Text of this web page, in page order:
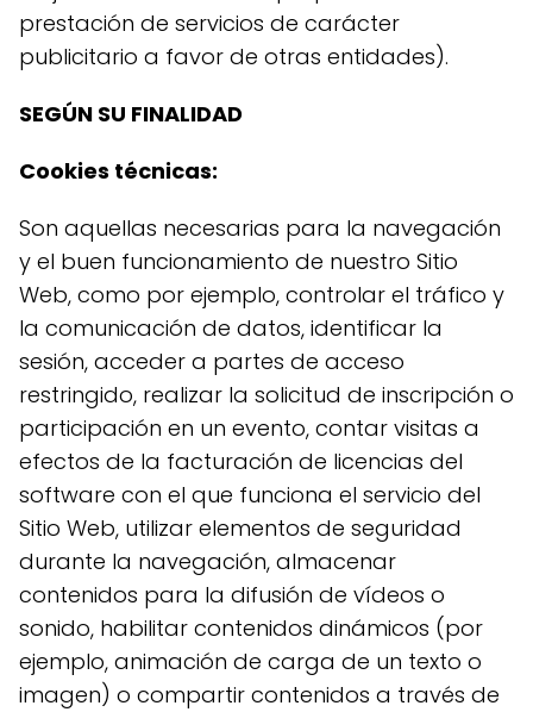
prestación de servicios de carácter
publicitario a favor de otras entidades).
SEGÚN SU FINALIDAD
Cookies técnicas:
Son aquellas necesarias para la navegación
y el buen funcionamiento de nuestro Sitio
Web, como por ejemplo, controlar el tráfico y
la comunicación de datos, identificar la
sesión, acceder a partes de acceso
restringido, realizar la solicitud de inscripción o
participación en un evento, contar visitas a
efectos de la facturación de licencias del
software con el que funciona el servicio del
Sitio Web, utilizar elementos de seguridad
durante la navegación, almacenar
contenidos para la difusión de vídeos o
sonido, habilitar contenidos dinámicos (por
ejemplo, animación de carga de un texto o
imagen) o compartir contenidos a través de